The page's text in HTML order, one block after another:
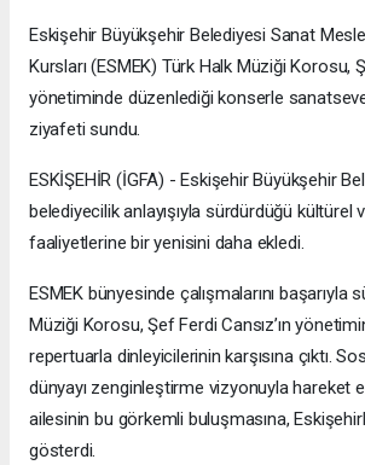
Eskişehir Büyükşehir Belediyesi Sanat
Kursları (ESMEK) Türk Halk Müziği Korosu,
yönetiminde düzenlediği konserle
ziyafeti sundu.
ESKİŞEHİR (İGFA) - Eskişehir Büyükşehir
belediyecilik anlayışıyla sürdürdüğü kültürel
faaliyetlerine bir yenisini daha ekledi.
ESMEK bünyesinde çalışmalarını başarıyla
Müziği Korosu, Şef Ferdi Cansız’ın
repertuarla dinleyicilerinin karşısına çıktı.
dünyayı zenginleştirme vizyonuyla hareket
ailesinin bu görkemli buluşmasına,
gösterdi.